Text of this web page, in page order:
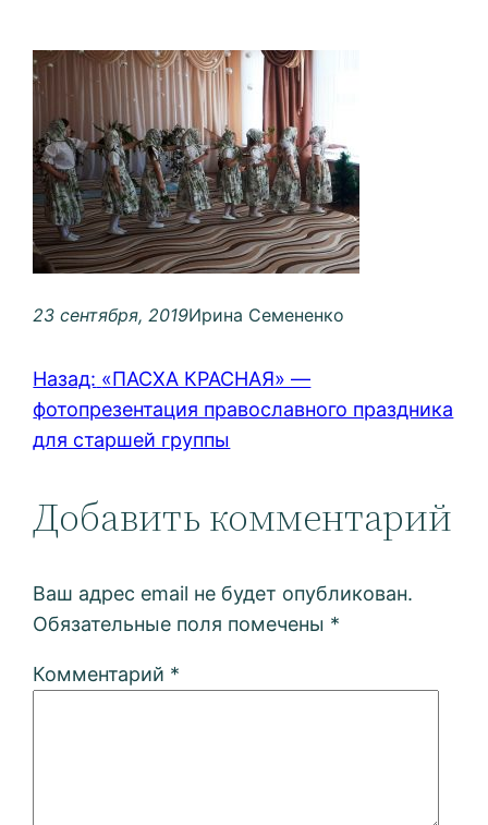
23 сентября, 2019Ирина Семененко
Назад: «ПАСХА КРАСНАЯ» —
фотопрезентация православного праздника
для старшей группы
Добавить комментарий
Ваш адрес email не будет опубликован.
Обязательные поля помечены *
Комментарий *